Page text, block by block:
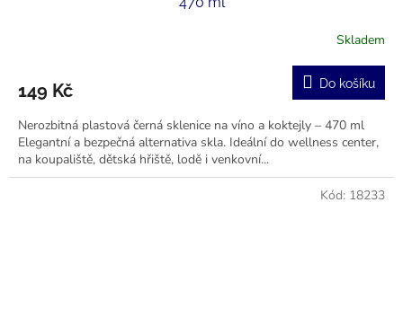
Skladem
149 Kč Do košíku
Nerozbitná plastová černá sklenice na víno a koktejly – 470 ml
Elegantní a bezpečná alternativa skla. Ideální do wellness center,
na koupaliště, dětská hřiště, lodě i venkovní...
Kód: 18233